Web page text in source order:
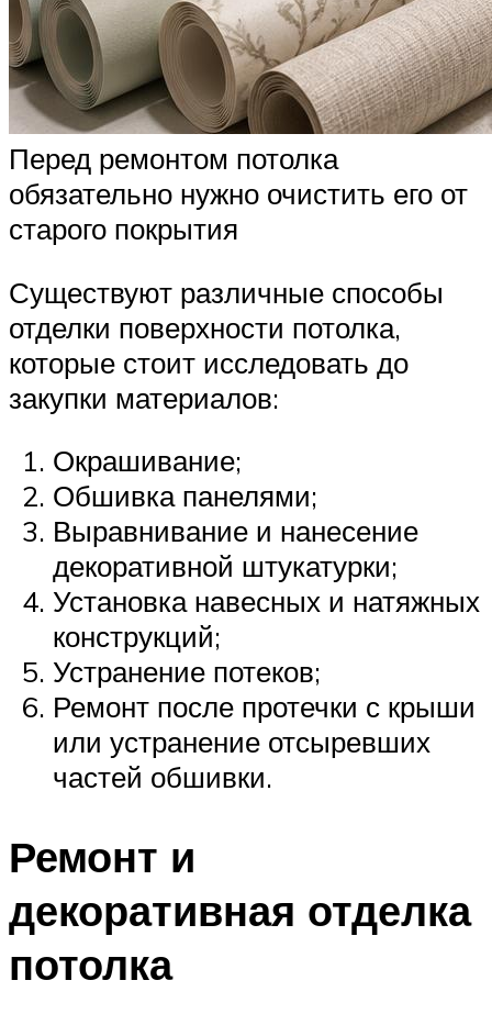
Перед ремонтом потолка
обязательно нужно очистить его от
старого покрытия
Существуют различные способы
отделки поверхности потолка,
которые стоит исследовать до
закупки материалов:
Окрашивание;
Обшивка панелями;
Выравнивание и нанесение
декоративной штукатурки;
Установка навесных и натяжных
конструкций;
Устранение потеков;
Ремонт после протечки с крыши
или устранение отсыревших
частей обшивки.
Ремонт и
декоративная отделка
потолка